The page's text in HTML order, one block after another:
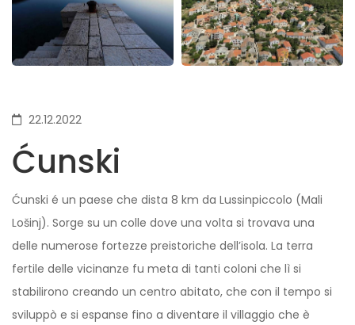
22.12.2022
Ćunski
Ćunski é un paese che dista 8 km da Lussinpiccolo (Mali
Lošinj). Sorge su un colle dove una volta si trovava una
delle numerose fortezze preistoriche dell’isola. La terra
fertile delle vicinanze fu meta di tanti coloni che lì si
stabilirono creando un centro abitato, che con il tempo si
sviluppò e si espanse fino a diventare il villaggio che è